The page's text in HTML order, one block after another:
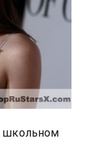
школьном